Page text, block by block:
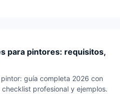
para pintores: requisitos,
guía completa 2026 con
profesional y ejemplos.